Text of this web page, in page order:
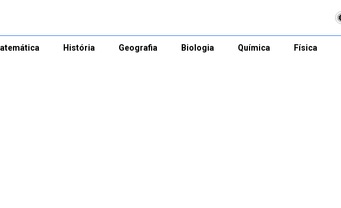
História Geografia Biologia Química Física